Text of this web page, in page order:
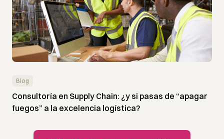
Blog
Consultoría en Supply Chain: ¿y si pasas de “apagar
fuegos” a la excelencia logística?